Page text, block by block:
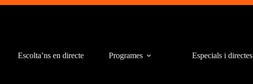
Escolta’ns en directe Programes Especials i directes